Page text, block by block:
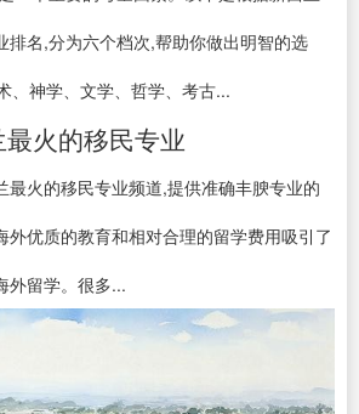
排名,分为六个档次,帮助你做出明智的选
、神学、文学、哲学、考古...
火的移民专业
最火的移民专业频道,提供准确丰腴专业的
外优质的教育和相对合理的留学费用吸引了
外留学。很多...